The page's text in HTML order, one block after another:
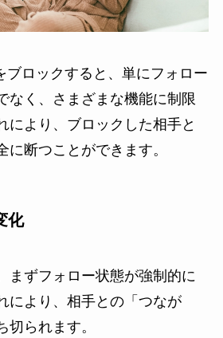
ブロックすると、単にフォロー
なく、さまざまな機能に制限
により、ブロックした相手と
に断つことができます。
化
まずフォロー状態が強制的に
により、相手との「つなが
切られます。